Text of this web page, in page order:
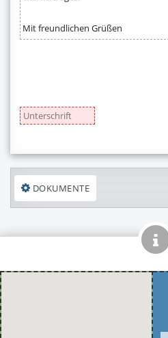
DOKUMENTE